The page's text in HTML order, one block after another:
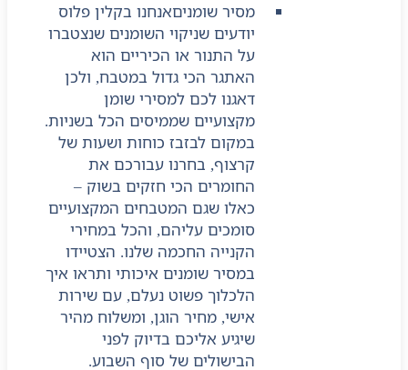
מסיר שומניםאנחנו בקלין פלוס
יודעים שניקוי השומנים שנצטברו
על התנור או הכיריים הוא
האתגר הכי גדול במטבח, ולכן
דאגנו לכם למסירי שומן
מקצועיים שממיסים הכל בשניות.
במקום לבזבז כוחות ושעות של
קרצוף, בחרנו עבורכם את
החומרים הכי חזקים בשוק –
כאלו שגם המטבחים המקצועיים
סומכים עליהם, והכל במחירי
הקנייה החכמה שלנו. הצטיידו
במסיר שומנים איכותי ותראו איך
הלכלוך פשוט נעלם, עם שירות
אישי, מחיר הוגן, ומשלוח מהיר
שיגיע אליכם בדיוק לפני
הבישולים של סוף השבוע.